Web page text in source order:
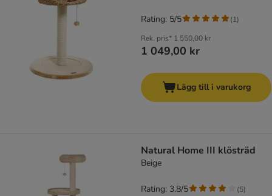
Rek. pris* 1 550,00 kr
1 049,00 kr
Rating: 5/5 (1)
Lägg till i varukorg
Natural Home III klösträd
Beige
Rating: 3.8/5 (5)